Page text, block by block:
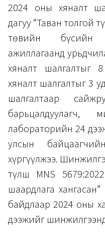
2024 оны хяналт
дагуу “Таван толгой
төвийн бүсийн
ажиллагаанд
хяналт шалгалтыг
хяналт шалгалтыг 3
шалгалтаар
барьцалдуулагч,
лабораторийн 24
улсын
хүргүүлжээ.
түлш MNS
шаардлага
байдлаар 2024 оны
дээжийг